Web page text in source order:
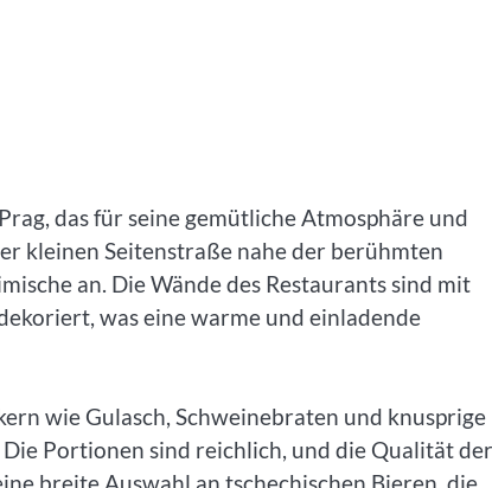
das für seine gemütliche Atmosphäre und
kleinen Seitenstraße nahe der berühmten
an. Die Wände des Restaurants sind mit
was eine warme und einladende
wie Gulasch, Schweinebraten und knusprige
Portionen sind reichlich, und die Qualität der